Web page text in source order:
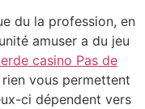
du la profession, en
amuser a du jeu
casino Pas de
rien vous permettent
ci dépendent vers